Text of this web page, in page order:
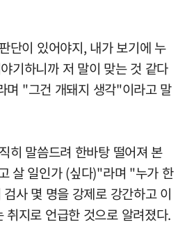
단이 있어야지, 내가 보기에 누
기하니까 저 말이 맞는 것 같다
며 "그건 개돼지 생각"이라고 말
히 말씀드려 한바탕 떨어져 본
살 일인가 (싶다)"라며 "누가 한
사 몇 명을 강제로 강간하고 이
지로 언급한 것으로 알려졌다.